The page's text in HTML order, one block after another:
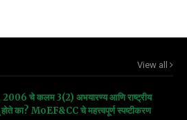
View all
2006 चे कलम 3(2) अभयारण्य आणि राष्ट्रीय
होते का? MoEF&CC चे महत्त्वपूर्ण स्पष्टीकरण